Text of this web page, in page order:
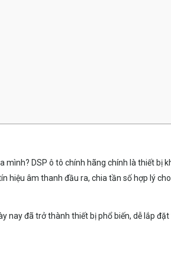
mình? DSP ô tô chính hãng chính là thiết
hiệu âm thanh đầu ra, chia tần số hợp lý
nay đã trở thành thiết bị phổ biến, dễ lắp